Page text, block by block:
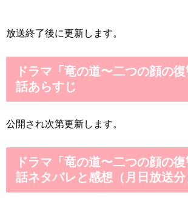
放送終了後に更新します。
ドラマ「竜の道〜二つの顔の
話あらすじ
公開され次第更新します。
ドラマ「竜の道〜二つの顔の
話ネタバレと感想（月日放送分